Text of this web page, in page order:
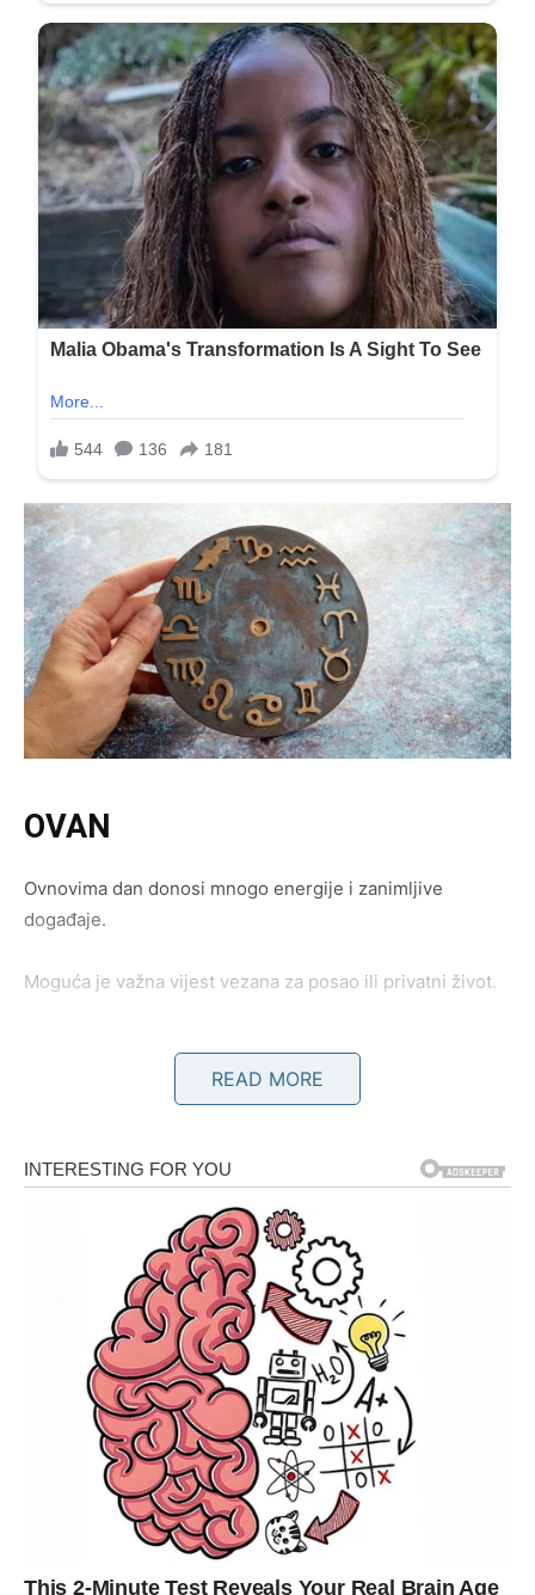
OVAN
Ovnovima dan donosi mnogo energije i zanimljive
događaje.
Moguća je važna vijest vezana za posao ili privatni život.
Početak dana vam donosi uzbuđenje
Pred vama su veoma važni trenuci.
BIK
Bikovima dolazi emotivni mir i osjećaj sigurnosti.
Jedna osoba sada jasno pokazuje koliko joj značite.
Ljubav vam uljepšava dan
Pred vama su veoma nježni i posebni trenuci.
BLIZANCI
Zvijezde vam donose neočekivane poruke i zanimljive
susrete.
READ MORE